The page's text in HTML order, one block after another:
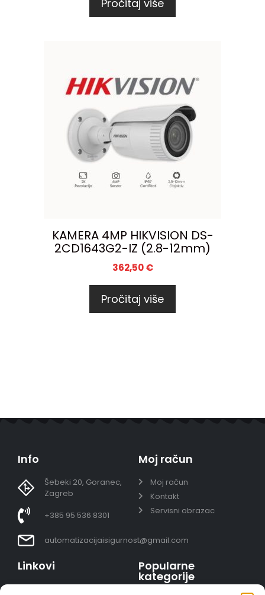
Pročitaj više
KAMERA 4MP HIKVISION DS-
2CD1643G2-IZ (2.8-12mm)
362,50€
Pročitaj više
Info
Šebeki 20, Goranec,
Zagreb
+385 95 536 8301
automatizacijaisigurnost@gmail.com
Moj račun
Moj račun
Kontakt
Servisni obrazac
Linkovi Popularne
kategorije